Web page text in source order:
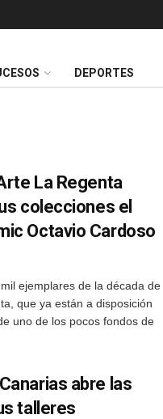
DEPORTES
La Regenta
colecciones el
Octavio Cardoso
ejemplares de la década de
que ya están a disposición
uno de los pocos fondos de
abre las
talleres